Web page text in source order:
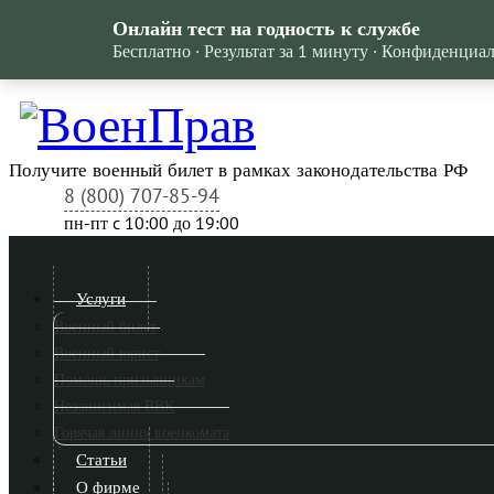
Получите военный билет в рамках законодательства РФ
8 (800) 707-85-94
пн-пт c 10:00 до 19:00
Услуги
Военный билет
Военный юрист
Помощь призывникам
Независимая ВВК
Горячая линия военкомата
Статьи
О фирме
Онлайн тест на годность к службе
Бесплатно · Результат за 1 минуту ·